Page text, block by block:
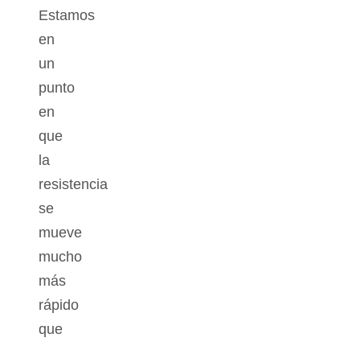
Estamos
en
un
punto
en
que
la
resistencia
se
mueve
mucho
más
rápido
que